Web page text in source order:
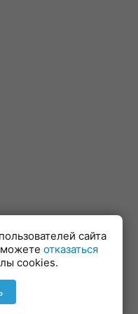
сайта
отказаться
cookies.